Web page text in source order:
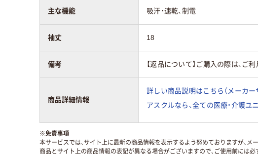
主な機能 吸汗・速乾、制電
袖丈 18
備考 【返品について】ご購入の際は、ご
商品詳細情報
詳しい商品説明はこちら（メーカー
アスクルなら、全ての医療・介護ユ
※免責事項
本サービスでは、サイト上に最新の商品情報を表示するよう努めておりますが、メ
商品とサイト上の商品情報の表記が異なる場合がございますので、ご使用前には